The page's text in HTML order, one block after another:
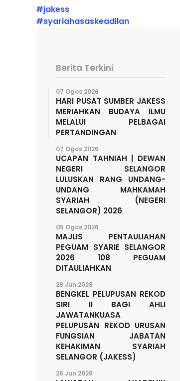
#jakess
#syariahasaskeadilan
Berita Terkini
07 Ogos 2026
HARI PUSAT SUMBER JAKESS
MERIAHKAN BUDAYA ILMU
MELALUI PELBAGAI
PERTANDINGAN
07 Ogos 2026
UCAPAN TAHNIAH | DEWAN
NEGERI SELANGOR
LULUSKAN RANG UNDANG-
UNDANG MAHKAMAH
SYARIAH (NEGERI
SELANGOR) 2026
05 Ogos 2026
MAJLIS PENTAULIAHAN
PEGUAM SYARIE SELANGOR
2026 108 PEGUAM
DITAULIAHKAN
29 Jun 2026
BENGKEL PELUPUSAN REKOD
SIRI II BAGI AHLI
JAWATANKUASA
PELUPUSAN REKOD URUSAN
FUNGSIAN JABATAN
KEHAKIMAN SYARIAH
SELANGOR (JAKESS)
26 Jun 2026